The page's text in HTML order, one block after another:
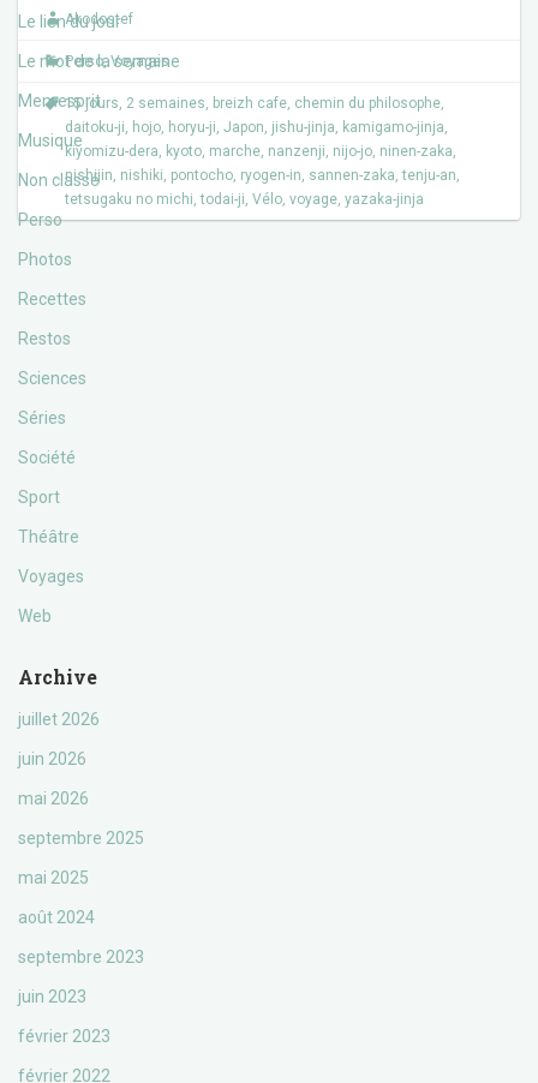
Le lien du jour
Le mot de la semaine
Memesprit
Musique
Non classé
Perso
Photos
Recettes
Restos
Sciences
Séries
Société
Sport
Théâtre
Voyages
Web
Archive
juillet 2026
juin 2026
mai 2026
septembre 2025
mai 2025
août 2024
septembre 2023
juin 2023
février 2023
février 2022
o
r
Akodostef
Perso,Voyages
15 jours, 2 semaines, breizh cafe, chemin du philosophe,
daitoku-ji, hojo, horyu-ji, Japon, jishu-jinja, kamigamo-jinja,
kiyomizu-dera, kyoto, marche, nanzenji, nijo-jo, ninen-zaka,
nishijin, nishiki, pontocho, ryogen-in, sannen-zaka,tenju-an,
tetsugaku no michi,todai-ji, Vélo, voyage, yazaka-jinja